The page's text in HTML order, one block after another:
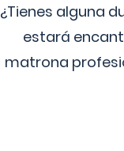
¿Tienes alguna
estará
matrona